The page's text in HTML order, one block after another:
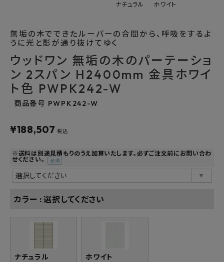
よくあるご質問
お問い合わせ
メルマガ登録
特定商取引法について
プライバシーポリシー
ナチュラル ホワイト
無垢の木でできたルーバーの合間から、呼吸をするよ
うに光と影が通り抜けてゆく
ウッドワン 無垢の木のパーテーショ
ン 2スパン H2400mm 金具ホワイ
ト色 PWPK242-W
商品番号 PWPK242-W
¥188,507 税込
※送料は別途見積もりのうえ加算いたします。必ずご注文前にお問い合わ
せください。
(必
須)
カラー 選択してください
ナチュラル ホワイト